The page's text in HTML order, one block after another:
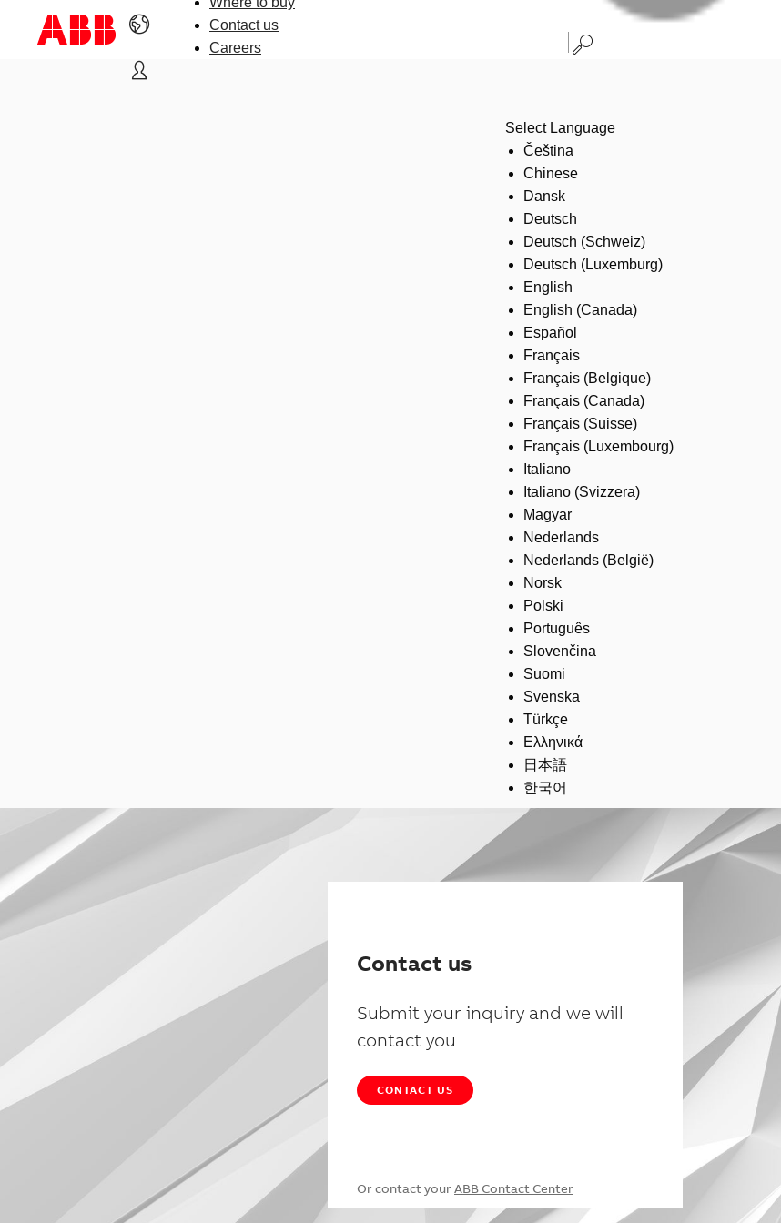
Contact us
Careers
Select Language
Čeština
Chinese
Dansk
Deutsch
Deutsch (Schweiz)
Deutsch (Luxemburg)
English
English (Canada)
Español
Français
Français (Belgique)
Français (Canada)
Français (Suisse)
Français (Luxembourg)
Italiano
Italiano (Svizzera)
Magyar
Nederlands
Nederlands (België)
Norsk
Polski
Português
Slovenčina
Suomi
Svenska
Türkçe
Ελληνικά
日本語
한국어
Contact us
Submit your inquiry and we will
contact you
CONTACT US
Or contact your ABB Contact Center